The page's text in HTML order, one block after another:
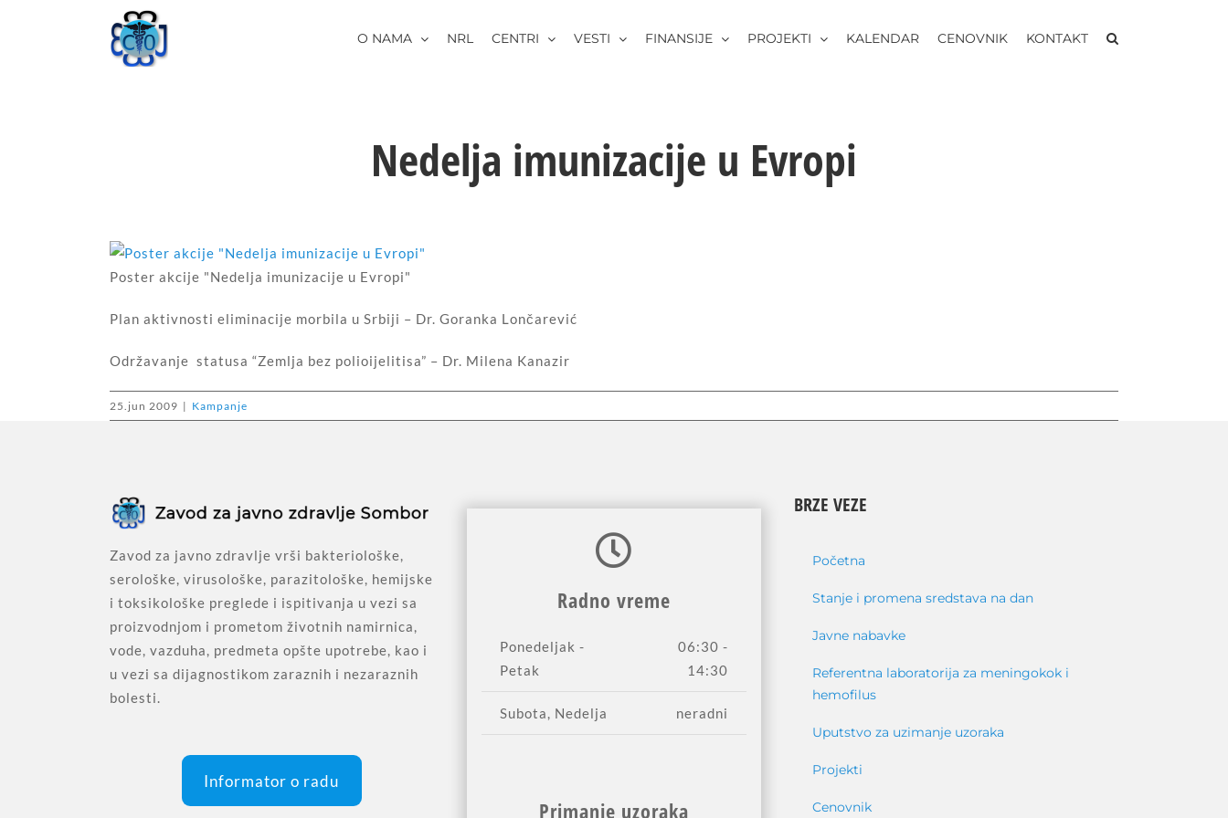
O NAMA NRL CENTRI VESTI FINANSIJE PROJEKTI KALENDAR CENOVNIK KONTAKT
Nedelja imunizacije u Evropi
Poster akcije "Nedelja imunizacije u Evropi"
Plan aktivnosti eliminacije morbila u Srbiji – Dr. Goranka Lončarević
Održavanje statusa “Zemlja bez polioijelitisa” – Dr. Milena Kanazir
25.jun 2009 | Kampanje
Zavod za javno zdravlje vrši bakteriološke,
serološke, virusološke, parazitološke, hemijske
i toksikološke preglede i ispitivanja u vezi sa
proizvodnjom i prometom životnih namirnica,
vode, vazduha, predmeta opšte upotrebe, kao i
u vezi sa dijagnostikom zaraznih i nezaraznih
bolesti.
Informator o radu
Radno vreme
Ponedeljak -
Petak
06:30 -
14:30
Subota, Nedelja neradni
Primanje uzoraka
BRZE VEZE
Početna
Stanje i promena sredstava na dan
Javne nabavke
Referentna laboratorija za meningokok i
hemofilus
Uputstvo za uzimanje uzoraka
Projekti
Cenovnik